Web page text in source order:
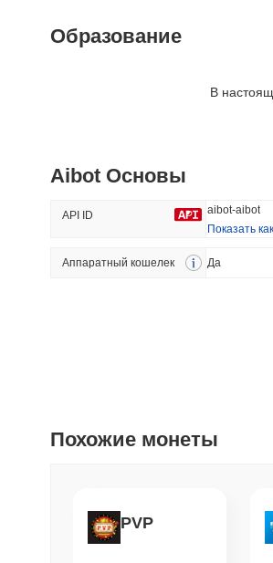
#235
Трендовый
Образование
В
Aibot Основы
API ID aibot-aibot
Показать
Аппаратный кошелек Да
Похожие монеты
PVP